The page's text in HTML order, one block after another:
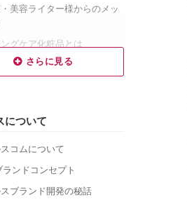
美容ライター様からのメッ
グケア化粧品とは
老化、その7つの原因
対策のエイジングケア
のエイジングケア
のエイジングケア
策のエイジングケア
について
コムについて
ランドコンセプト
ブランド開発の秘話